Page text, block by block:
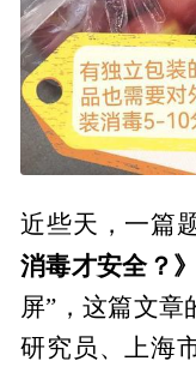
近些天，一篇
消毒才安全？》
屏”，这篇文
研究员、上海